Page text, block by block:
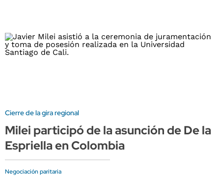
Cierre de la gira regional
Milei participó de la asunción de De la
Espriella en Colombia
Negociación paritaria